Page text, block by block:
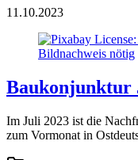
11.10.2023
Baukonjunktur
Im Juli 2023 ist die
zum Vormonat in